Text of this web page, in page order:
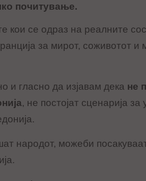
почитување.
кои се одраз на реалните
за мирот, соживотот и
и гласно да изјавам дека не
, не постојат сценарија
народот, можеби